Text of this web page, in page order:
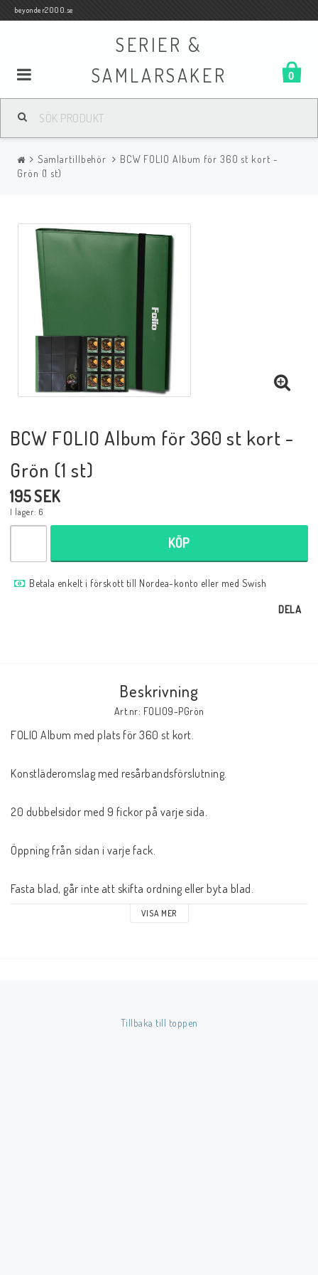
beyonder2000.se
SERIER &
SAMLARSAKER
0
Samlar- och Spelkort
Serier
Böcker
Film
Musik
Mynt och Sedlar
Samlartillbehör
Serier Sverige
Inkl. Moms
Betala enkelt i förskott till konto i Nordea eller med Swish.
Samlartillbehör
BCW FOLIO Album för 360 st kort -
Grön (1 st)
BCW FOLIO Album för 360 st kort -
Grön (1 st)
195 SEK
I lager: 6
KÖP
Betala enkelt i förskott till Nordea-konto eller med Swish
DELA
Beskrivning
Art.nr: FOLIO9-PGrön
FOLIO Album med plats för 360 st kort.
Konstläderomslag med resårbandsförslutning.
20 dubbelsidor med 9 fickor på varje sida.
Öppning från sidan i varje fack.
Fasta blad, går inte att skifta ordning eller byta blad.
VISA MER
Tillbaka till toppen